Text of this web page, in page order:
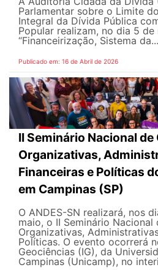
Parlamentar sobre o Limite
Integral da Dívida Pública
Popular realizam, no dia 5 de
“Financeirização, Sistema da...
Publicado em: 16 de Abril de 2026
II Seminário Nacional de
Organizativas,
Financeiras e Políticas
em Campinas (SP)
O ANDES-SN realizará, nos
maio, o II Seminário Nacional
Organizativas,
Políticas. O evento ocorrerá
Geociências (IG), da
Campinas (Unicamp), no